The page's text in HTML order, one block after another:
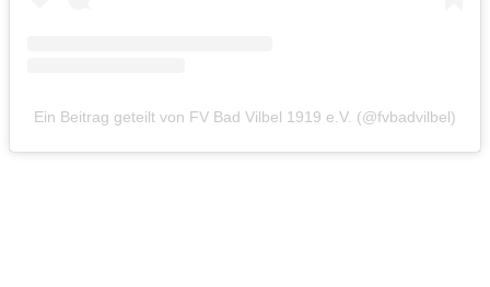
Ein Beitrag geteilt von FV Bad Vilbel 1919 e.V. (@fvbadvilbel)